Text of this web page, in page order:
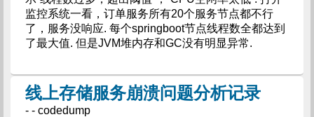
监控系统一看，订单服务所有20个服务节点都不行
了，服务没响应. 每个springboot节点线程数全都达到
了最大值. 但是JVM堆内存和GC没有明显异常.
线上存储服务崩溃问题分析记录
- - codedump